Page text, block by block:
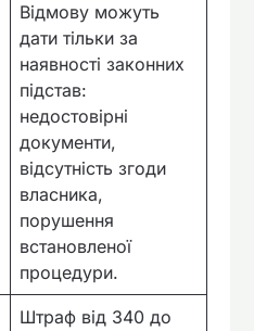
Відмову можуть
дати тільки за
наявності законних
підстав:
недостовірні
документи,
відсутність згоди
власника,
порушення
встановленої
процедури.
Штраф від 340 до